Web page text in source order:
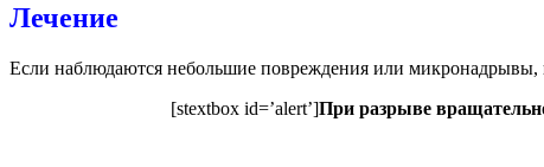
Лечение
Если наблюдаются небольшие повреждения или микронадрывы,
[stextbox id=’alert’]При разрыве